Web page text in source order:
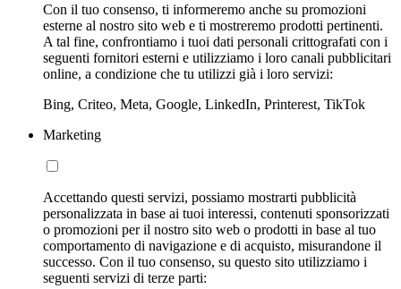
Con il tuo consenso, ti informeremo anche su promozioni
esterne al nostro sito web e ti mostreremo prodotti pertinenti.
A tal fine, confrontiamo i tuoi dati personali crittografati con i
seguenti fornitori esterni e utilizziamo i loro canali pubblicitari
online, a condizione che tu utilizzi già i loro servizi:
Bing, Criteo, Meta, Google, LinkedIn, Printerest, TikTok
Marketing
Accettando questi servizi, possiamo mostrarti pubblicità
personalizzata in base ai tuoi interessi, contenuti sponsorizzati
o promozioni per il nostro sito web o prodotti in base al tuo
comportamento di navigazione e di acquisto, misurandone il
successo. Con il tuo consenso, su questo sito utilizziamo i
seguenti servizi di terze parti: